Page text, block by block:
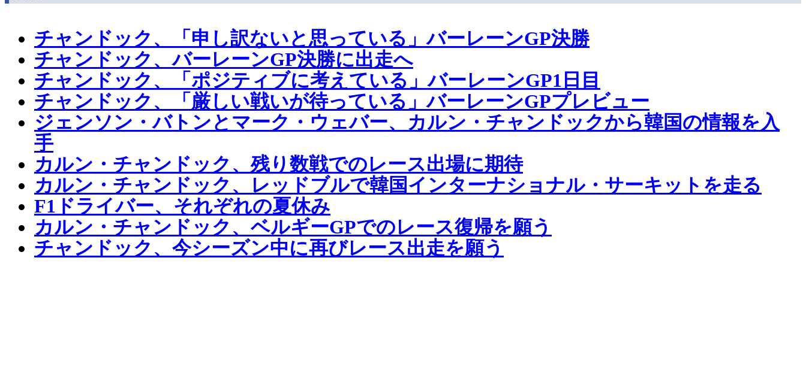
チャンドック、「申し訳ないと思っている」バーレーンGP決勝
チャンドック、バーレーンGP決勝に出走へ
チャンドック、「ポジティブに考えている」バーレーンGP1日目
チャンドック、「厳しい戦いが待っている」バーレーンGPプレビュー
ジェンソン・バトンとマーク・ウェバー、カルン・チャンドックから韓国の情報を入
手
カルン・チャンドック、残り数戦でのレース出場に期待
カルン・チャンドック、レッドブルで韓国インターナショナル・サーキットを走る
F1ドライバー、それぞれの夏休み
カルン・チャンドック、ベルギーGPでのレース復帰を願う
チャンドック、今シーズン中に再びレース出走を願う